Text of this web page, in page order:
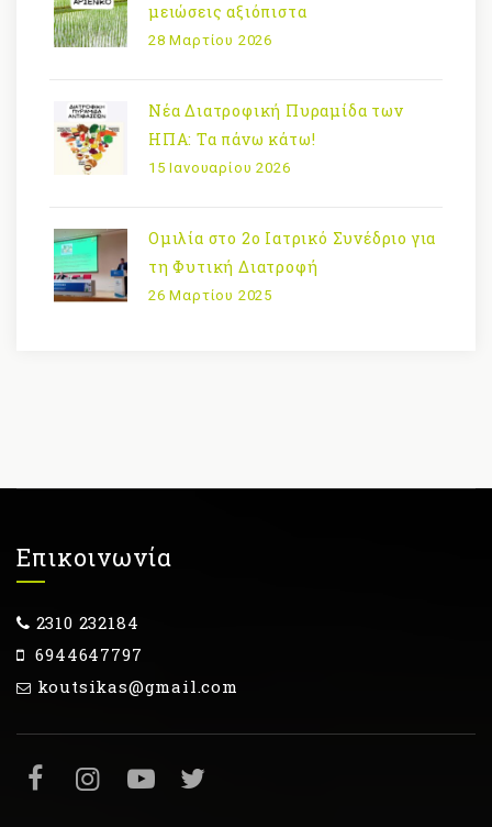
μειώσεις αξιόπιστα
28 Μαρτίου 2026
Νέα Διατροφική Πυραμίδα των
ΗΠΑ: Τα πάνω κάτω!
15 Ιανουαρίου 2026
Ομιλία στο 2ο Ιατρικό Συνέδριο για
τη Φυτική Διατροφή
26 Μαρτίου 2025
Επικοινωνία
2310 232184
6944647797
koutsikas@gmail.com